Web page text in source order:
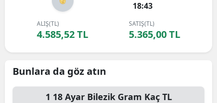
18:43
ALIŞ(TL)
4.585,52 TL
SATIŞ(TL)
5.365,00 TL
Bunlara da göz atın
1 18 Ayar Bilezik Gram Kaç TL